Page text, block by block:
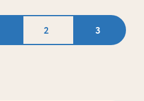
2 3